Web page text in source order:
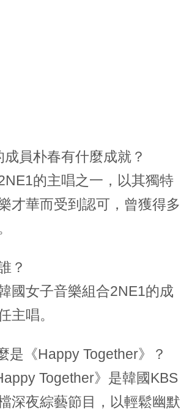
成員朴春有什麼成就？
的主唱之一，以其獨特
才華而受到認可，曾獲得多
？
國女子音樂組合2NE1的成
主唱。
是《Happy Together》？
Together》是韓國KBS
深夜綜藝節目，以輕鬆幽默